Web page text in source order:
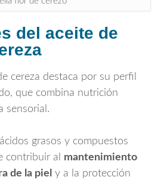
del aceite de
cereza destaca por su perfil
que combina nutrición
sensorial.
grasos y compuestos
contribuir al mantenimiento
de la piel y a la protección